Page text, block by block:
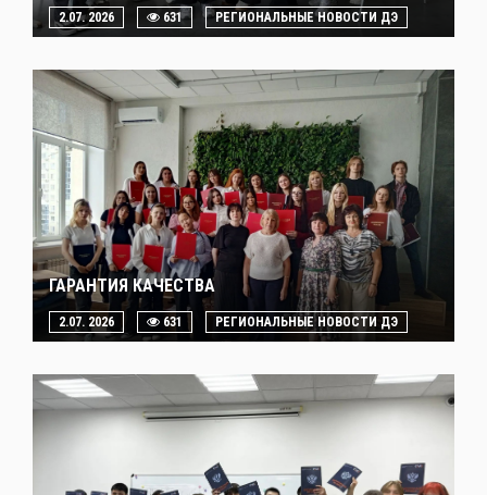
2.07. 2026 631 РЕГИОНАЛЬНЫЕ НОВОСТИ ДЭ
ГАРАНТИЯ КАЧЕСТВА
2.07. 2026 631 РЕГИОНАЛЬНЫЕ НОВОСТИ ДЭ